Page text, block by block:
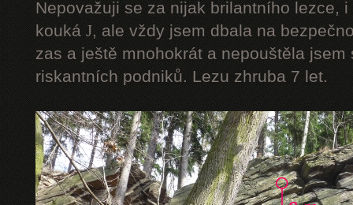
Nepovažuji se za nijak brilantního lezce,
kouká J, ale vždy jsem dbala na
zas a ještě mnohokrát a nepouštěla
riskantních podniků. Lezu zhruba 7 let.